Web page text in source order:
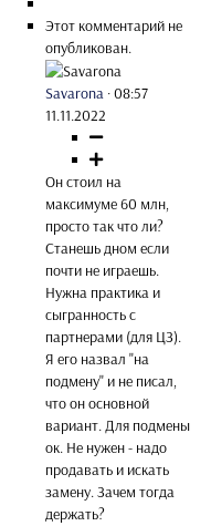
Этот комментарий не
опубликован.
Savarona ·08:57
11.11.2022
Он стоил на
максимуме 60 млн,
просто так что ли?
Станешь дном если
почти не играешь.
Нужна практика и
сыгранность с
партнерами (для ЦЗ).
Я его назвал "на
подмену" и не писал,
что он основной
вариант. Для подмены
ок. Не нужен - надо
продавать и искать
замену. Зачем тогда
держать?